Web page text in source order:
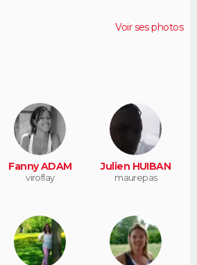
Voir ses photos
Fanny ADAM
viroflay
Julien HUIBAN
maurepas